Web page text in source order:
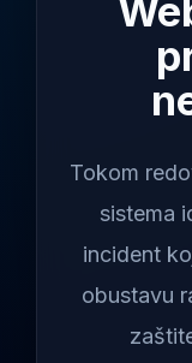
Tokom
sistema
incident
obustavu